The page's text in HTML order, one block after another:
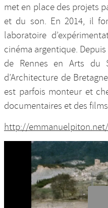
met en place des projets
et du son. En 2014, il
laboratoire
cinéma argentique.
de Rennes en Arts du
d’Architecture de
est parfois monteur et
documentaires et des
http://emmanuelpiton.net/